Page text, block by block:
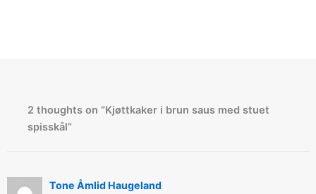
2 thoughts on “Kjøttkaker i brun saus med stuet
spisskål”
Tone Åmlid Haugeland